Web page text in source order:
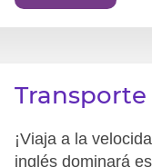
¡Viaja a la
inglés dominará